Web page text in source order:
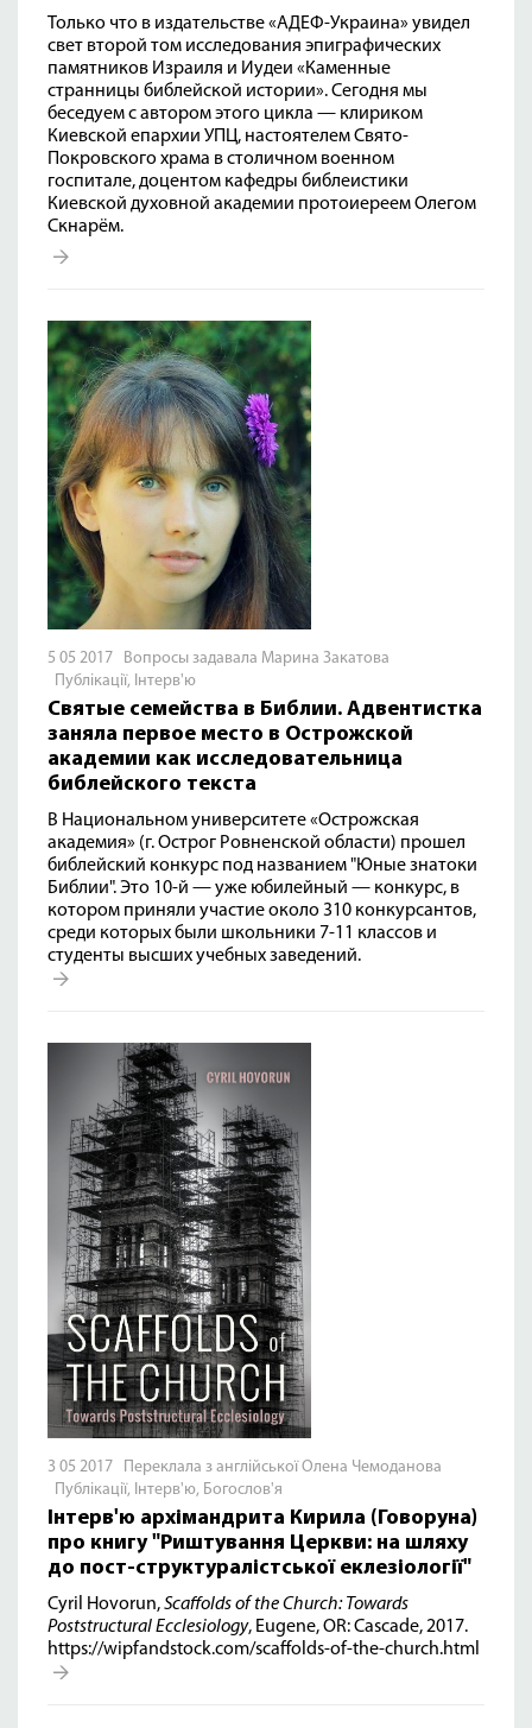
Только что в издательстве «АДЕФ-Украина» увидел
свет второй том исследования эпиграфических
памятников Израиля и Иудеи «Каменные
странницы библейской истории». Сегодня мы
беседуем с автором этого цикла — клириком
Киевской епархии УПЦ, настоятелем Свято-
Покровского храма в столичном военном
госпитале, доцентом кафедры библеистики
Киевской духовной академии протоиереем Олегом
Скнарём.
5 05 2017 Вопросы задавала Марина Закатова
Публікації, Інтерв'ю
Святые семейства в Библии. Адвентистка
заняла первое место в Острожской
академии как исследовательница
библейского текста
В Национальном университете «Острожская
академия» (г. Острог Ровненской области) прошел
библейский конкурс под названием "Юные знатоки
Библии". Это 10-й — уже юбилейный — конкурс, в
котором приняли участие около 310 конкурсантов,
среди которых были школьники 7-11 классов и
студенты высших учебных заведений.
3 05 2017 Переклала з англійської Олена Чемоданова
Публікації, Інтерв'ю, Богослов'я
Інтерв'ю архімандрита Кирила (Говоруна)
про книгу "Риштування Церкви: на шляху
до пост-структуралістської еклезіології"
Cyril Hovorun,Scaffolds of the Church: Towards
Poststructural Ecclesiology, Eugene, OR: Cascade, 2017.
https://wipfandstock.com/scaffolds-of-the-church.html